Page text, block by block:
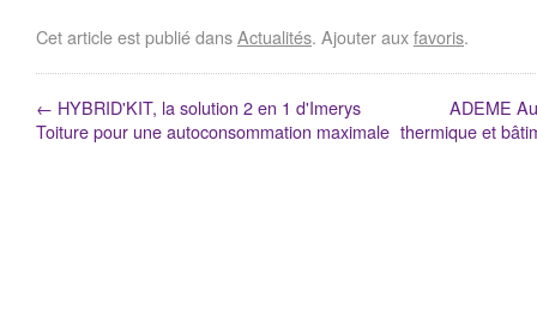
Cet article est publié dansActualités. Ajouter auxfavoris.
← HYBRID'KIT, la solution 2 en 1 d'Imerys
Toiture pour une autoconsommation maximale
ADEME
thermique et